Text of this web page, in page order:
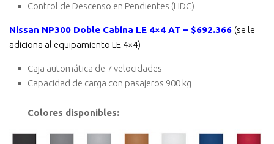
Control de Descenso en Pendientes (HDC)
Nissan NP300 Doble Cabina LE 4×4 AT – $692.366 (se le
adiciona al equipamiento LE 4×4)
Caja automática de 7 velocidades
Capacidad de carga con pasajeros 900 kg
Colores disponibles: